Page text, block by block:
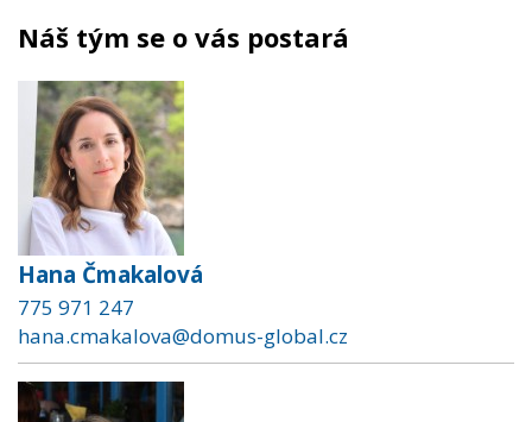
Náš tým se o vás postará
Hana Čmakalová
775 971 247
hana.cmakalova@domus-global.cz